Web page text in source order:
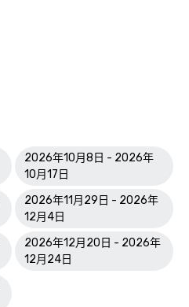
2026年10月8日 - 2026年
10月17日
2026年11月29日 - 2026年
12月4日
2026年12月20日 - 2026年
12月24日